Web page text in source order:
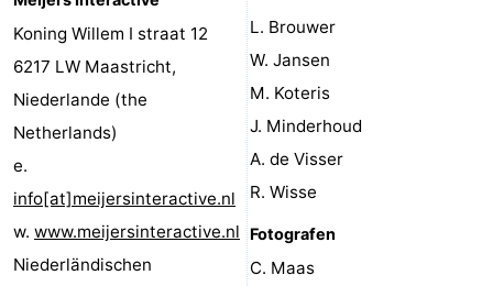
Bos
Zimmer
(mit
Frühstück)
Lastminutes
Museen
Attraktionen
Sehen
&
-
Koning Willem I straat 12
6217 LW Maastricht,
Niederlande (the
Netherlands)
e.
info[at]meijersinteractive.nl
w. www.meijersinteractive.nl
Niederländischen
L. Brouwer
W. Jansen
M. Koteris
J. Minderhoud
A. de Visser
R. Wisse
Fotografen
C. Maas